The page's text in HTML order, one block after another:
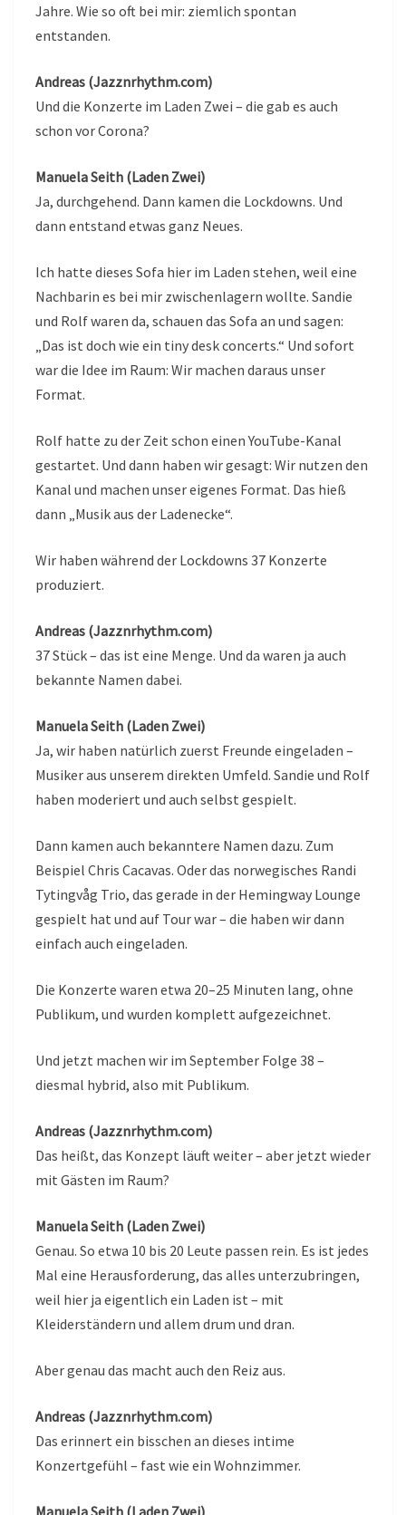
Jahre. Wie so oft bei mir: ziemlich spontan
entstanden.
Andreas (Jazznrhythm.com)
Und die Konzerte im Laden Zwei – die gab es auch
schon vor Corona?
Manuela Seith (Laden Zwei)
Ja, durchgehend. Dann kamen die Lockdowns. Und
dann entstand etwas ganz Neues.
Ich hatte dieses Sofa hier im Laden stehen, weil eine
Nachbarin es bei mir zwischenlagern wollte. Sandie
und Rolf waren da, schauen das Sofa an und sagen:
„Das ist doch wie ein tiny desk concerts.“ Und sofort
war die Idee im Raum: Wir machen daraus unser
Format.
Rolf hatte zu der Zeit schon einen YouTube-Kanal
gestartet. Und dann haben wir gesagt: Wir nutzen den
Kanal und machen unser eigenes Format. Das hieß
dann „Musik aus der Ladenecke“.
Wir haben während der Lockdowns 37 Konzerte
produziert.
Andreas (Jazznrhythm.com)
37 Stück – das ist eine Menge. Und da waren ja auch
bekannte Namen dabei.
Manuela Seith (Laden Zwei)
Ja, wir haben natürlich zuerst Freunde eingeladen –
Musiker aus unserem direkten Umfeld. Sandie und Rolf
haben moderiert und auch selbst gespielt.
Dann kamen auch bekanntere Namen dazu. Zum
Beispiel Chris Cacavas. Oder das norwegisches Randi
Tytingvåg Trio, das gerade in der Hemingway Lounge
gespielt hat und auf Tour war – die haben wir dann
einfach auch eingeladen.
Die Konzerte waren etwa 20–25 Minuten lang, ohne
Publikum, und wurden komplett aufgezeichnet.
Und jetzt machen wir im September Folge 38 –
diesmal hybrid, also mit Publikum.
Andreas (Jazznrhythm.com)
Das heißt, das Konzept läuft weiter – aber jetzt wieder
mit Gästen im Raum?
Manuela Seith (Laden Zwei)
Genau. So etwa 10 bis 20 Leute passen rein. Es ist jedes
Mal eine Herausforderung, das alles unterzubringen,
weil hier ja eigentlich ein Laden ist – mit
Kleiderständern und allem drum und dran.
Aber genau das macht auch den Reiz aus.
Andreas (Jazznrhythm.com)
Das erinnert ein bisschen an dieses intime
Konzertgefühl – fast wie ein Wohnzimmer.
Manuela Seith (Laden Zwei)